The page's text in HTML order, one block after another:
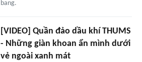
bang.
[VIDEO] Quần đảo dầu khí THUMS
- Những giàn khoan ẩn mình dưới
vẻ ngoài xanh mát